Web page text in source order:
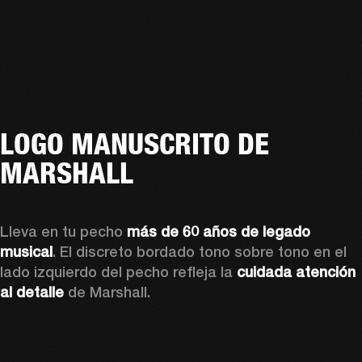
LOGO MANUSCRITO DE
MARSHALL
Lleva en tu pecho más de 60 años de legado
musical. El discreto bordado tono sobre tono en el
lado izquierdo del pecho refleja la cuidada atención
al detalle de Marshall.